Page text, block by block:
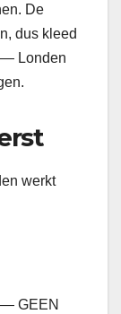
De
dus kleed
— Londen
werkt
— GEEN